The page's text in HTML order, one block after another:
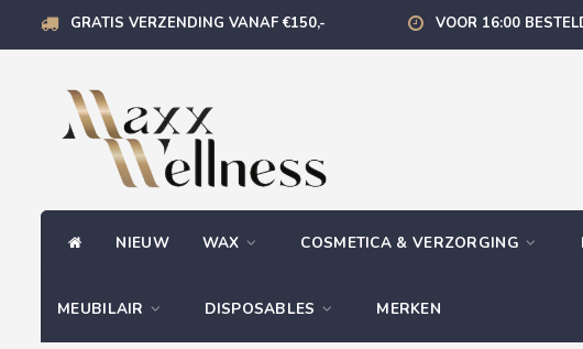
GRATIS VERZENDING VANAF €150,- VOOR 16:00
NIEUW WAX COSMETICA & VERZORGING
MEUBILAIR DISPOSABLES MERKEN